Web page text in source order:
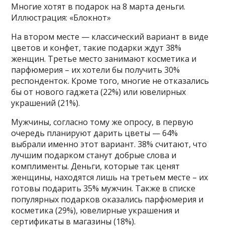
Многие хотят в подарок на 8 марта деньги.
Иллюстрация: «Блокнот»
На втором месте — классический вариант в виде
цветов и конфет, такие подарки ждут 38%
женщин. Третье место занимают косметика и
парфюмерия – их хотели бы получить 30%
респонденток. Кроме того, многие не отказались
бы от нового гаджета (22%) или ювелирных
украшений (21%).
Мужчины, согласно тому же опросу, в первую
очередь планируют дарить цветы — 64%
выбрали именно этот вариант. 38% считают, что
лучшим подарком станут добрые слова и
комплименты. Деньги, которые так ценят
женщины, находятся лишь на третьем месте – их
готовы подарить 35% мужчин. Также в списке
популярных подарков оказались парфюмерия и
косметика (29%), ювелирные украшения и
сертификаты в магазины (18%).